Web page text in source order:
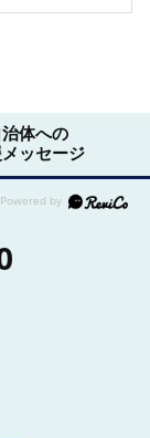
治体への
ッセージ